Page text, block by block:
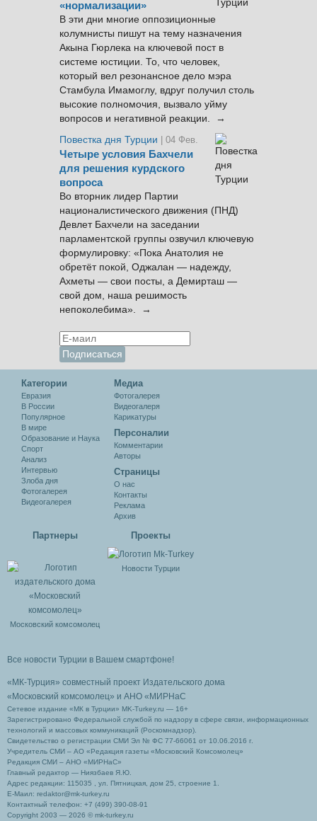
«нормализации»
В эти дни многие оппозиционные
колумнисты пишут на тему назначения
Акына Гюрлека на ключевой пост в
системе юстиции. То, что человек,
который вел резонансное дело мэра
Стамбула Имамоглу, вдруг получил столь
высокие полномочия, вызвало уйму
вопросов и негативной реакции. →
Повестка дня Турции
| 04 Фев.
Четыре условия Бахчели
для решения курдского
вопроса
Во вторник лидер Партии
националистического движения (ПНД)
Девлет Бахчели на заседании
парламентской группы озвучил ключевую
формулировку: «Пока Анатолия не
обретёт покой, Оджалан — надежду,
Ахметы — свои посты, а Демирташ —
свой дом, наша решимость
непоколебима». →
Категории
Евразия
В России
Популярное
В мире
Образование и Наука
Спорт
Анализ
Интервью
Злоба дня
Фотогалерея
Видеогалерея
Медиа
Фотогалерея
Видеогалеря
Карикатуры
Персоналии
Комментарии
Авторы
Cтраницы
О нас
Контакты
Реклама
Архив
Партнеры
Московский комсомолец
Проекты
Новости Турции
Все новости Турции в Вашем смартфоне!
«МК-Турция» совместный проект Издательского дома
«Московский комсомолец» и АНО «МИРНаС
Сетевое издание «МК в Турции» MK-Turkey.ru — 16+
Зарегистрировано Федеральной службой по надзору в сфере связи, информационных
технологий и массовых коммуникаций (Роскомнадзор).
Свидетельство о регистрации СМИ Эл № ФС 77-66061 от 10.06.2016 г.
Учредитель СМИ – АО «Редакция газеты «Московский Комсомолец»
Редакция СМИ – АНО «МИРНаС»
Главный редактор — Ниязбаев Я.Ю.
Адрес редакции: 115035 , ул. Пятницкая, дом 25, строение 1.
Е-Маил: redaktor@mk-turkey.ru
Контактный телефон: +7 (499) 390-08-91
Copyright 2003 — 2026 © mk-turkey.ru